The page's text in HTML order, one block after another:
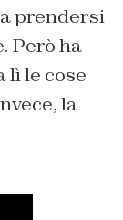
prendersi
Però ha
lì le cose
la